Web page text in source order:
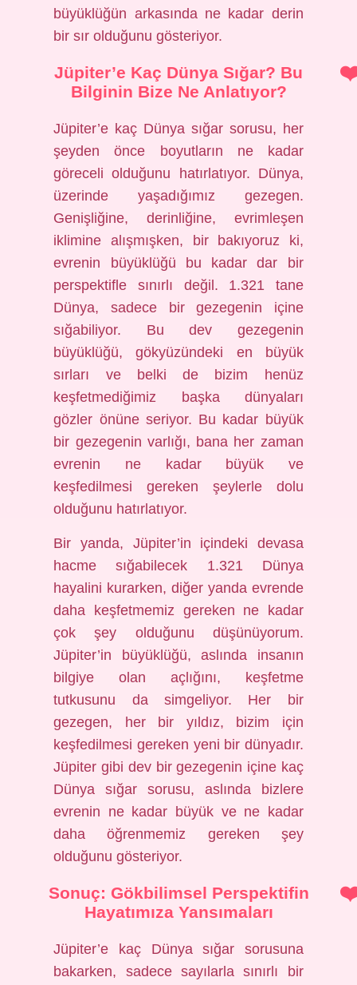
büyüklüğün arkasında ne kadar derin
bir sır olduğunu gösteriyor.
Jüpiter’e Kaç Dünya Sığar? Bu
Bilginin Bize Ne Anlatıyor?
Jüpiter’e kaç Dünya sığar sorusu, her
şeyden önce boyutların ne kadar
göreceli olduğunu hatırlatıyor. Dünya,
üzerinde yaşadığımız gezegen.
Genişliğine, derinliğine, evrimleşen
iklimine alışmışken, bir bakıyoruz ki,
evrenin büyüklüğü bu kadar dar bir
perspektifle sınırlı değil. 1.321 tane
Dünya, sadece bir gezegenin içine
sığabiliyor. Bu dev gezegenin
büyüklüğü, gökyüzündeki en büyük
sırları ve belki de bizim henüz
keşfetmediğimiz başka dünyaları
gözler önüne seriyor. Bu kadar büyük
bir gezegenin varlığı, bana her zaman
evrenin ne kadar büyük ve
keşfedilmesi gereken şeylerle dolu
olduğunu hatırlatıyor.
Bir yanda, Jüpiter’in içindeki devasa
hacme sığabilecek 1.321 Dünya
hayalini kurarken, diğer yanda evrende
daha keşfetmemiz gereken ne kadar
çok şey olduğunu düşünüyorum.
Jüpiter’in büyüklüğü, aslında insanın
bilgiye olan açlığını, keşfetme
tutkusunu da simgeliyor. Her bir
gezegen, her bir yıldız, bizim için
keşfedilmesi gereken yeni bir dünyadır.
Jüpiter gibi dev bir gezegenin içine kaç
Dünya sığar sorusu, aslında bizlere
evrenin ne kadar büyük ve ne kadar
daha öğrenmemiz gereken şey
olduğunu gösteriyor.
Sonuç: Gökbilimsel Perspektifin
Hayatımıza Yansımaları
Jüpiter’e kaç Dünya sığar sorusuna
bakarken, sadece sayılarla sınırlı bir